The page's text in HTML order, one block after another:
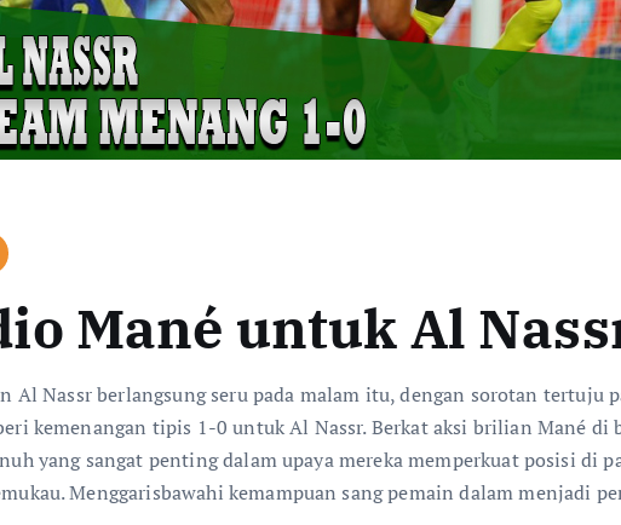
Mané untuk Al
Al Nassr berlangsung seru pada malam itu, dengan sorotan tertuju
kemenangan tipis 1-0 untuk Al Nassr. Berkat aksi brilian Mané
yang sangat penting dalam upaya mereka memperkuat posisi di
Menggarisbawahi kemampuan sang pemain dalam menjadi